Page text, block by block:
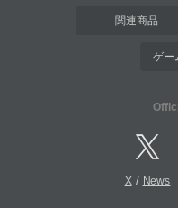
関連商品
ゲー
X/ News